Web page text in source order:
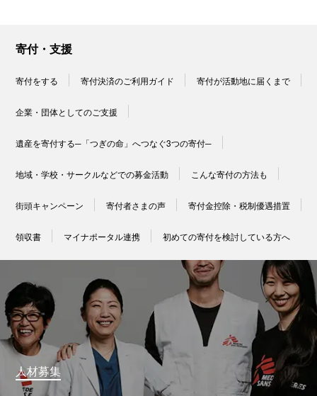
寄付・支援
寄付をする 寄付決済のご利用ガイド 寄付が活動地に届くまで
企業・団体としてのご支援
遺産を寄付する─「つぎの命」へつなぐ3つの寄付─
地域・学校・サークルなどでの募金活動 こんな寄付の方法も
街頭キャンペーン 寄付者さまの声 寄付金控除・税制優遇措置
領収書 マイナポータル連携 初めての寄付を検討している方へ
人材募集